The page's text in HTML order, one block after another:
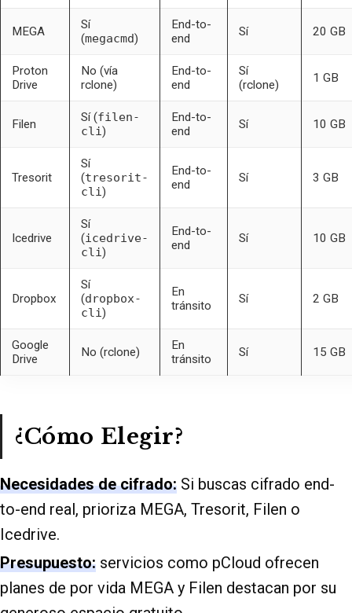
MEGA
Sí
(megacmd)
End-to-
end
Sí 20 GB
Proton
Drive
No (vía
rclone)
End-to-
end
Sí
(rclone)
1 GB
Filen Sí (filen-
cli)
End-to-
end
Sí 10 GB
Tresorit
Sí
(tresorit-
cli)
End-to-
end
Sí 3 GB
Icedrive
Sí
(icedrive-
cli)
End-to-
end
Sí 10 GB
Dropbox
Sí
(dropbox-
cli)
En
tránsito
Sí 2 GB
Google
Drive
No (rclone)
En
tránsito
Sí 15 GB
¿Cómo Elegir?
Necesidades de cifrado: Si buscas cifrado end-
to-end real, prioriza MEGA, Tresorit, Filen o
Icedrive.
Presupuesto: servicios como pCloud ofrecen
planes de por vida MEGA y Filen destacan por su